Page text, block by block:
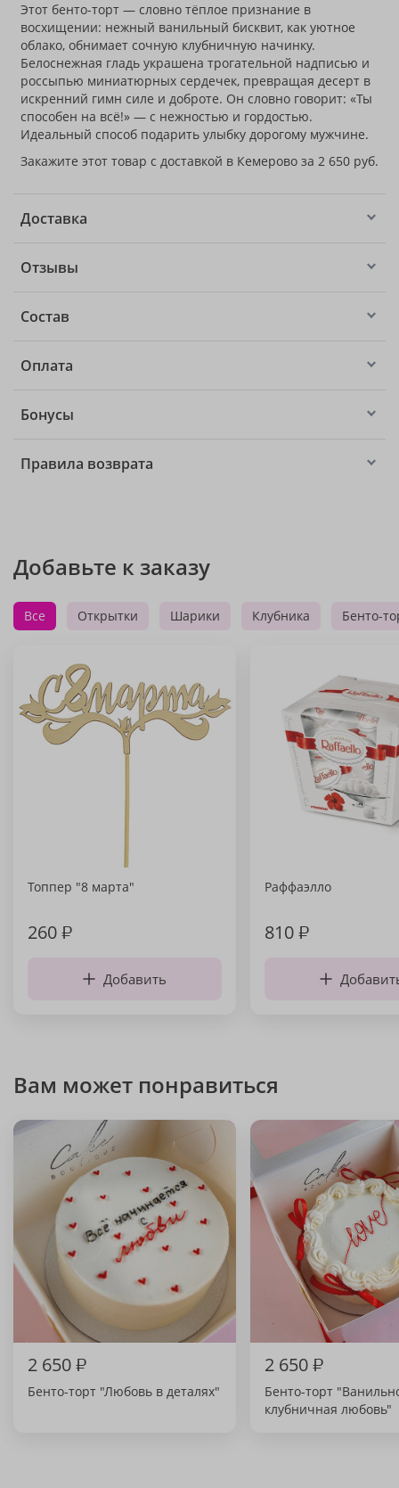
Этот бенто-торт — словно тёплое признание в
восхищении: нежный ванильный бисквит, как уютное
облако, обнимает сочную клубничную начинку.
Белоснежная гладь украшена трогательной надписью и
россыпью миниатюрных сердечек, превращая десерт в
искренний гимн силе и доброте. Он словно говорит: «Ты
способен на всё!» — с нежностью и гордостью.
Идеальный способ подарить улыбку дорогому мужчине.
Закажите этот товар с доставкой в Кемерово за 2 650 руб.
Доставка
Отзывы
Состав
Оплата
Бонусы
Правила возврата
Добавьте к заказу
Все Открытки Шарики Клубника Бенто-
Топпер "8 марта"
260₽
Добавить
Раффаэлло
810₽
Вам может понравиться
2 650₽
Бенто-торт "Любовь в деталях"
2 650₽
Бенто-торт
клубничная любовь"